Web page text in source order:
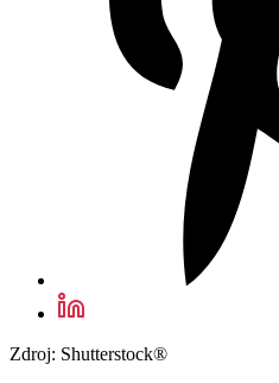
Zdroj: Shutterstock®